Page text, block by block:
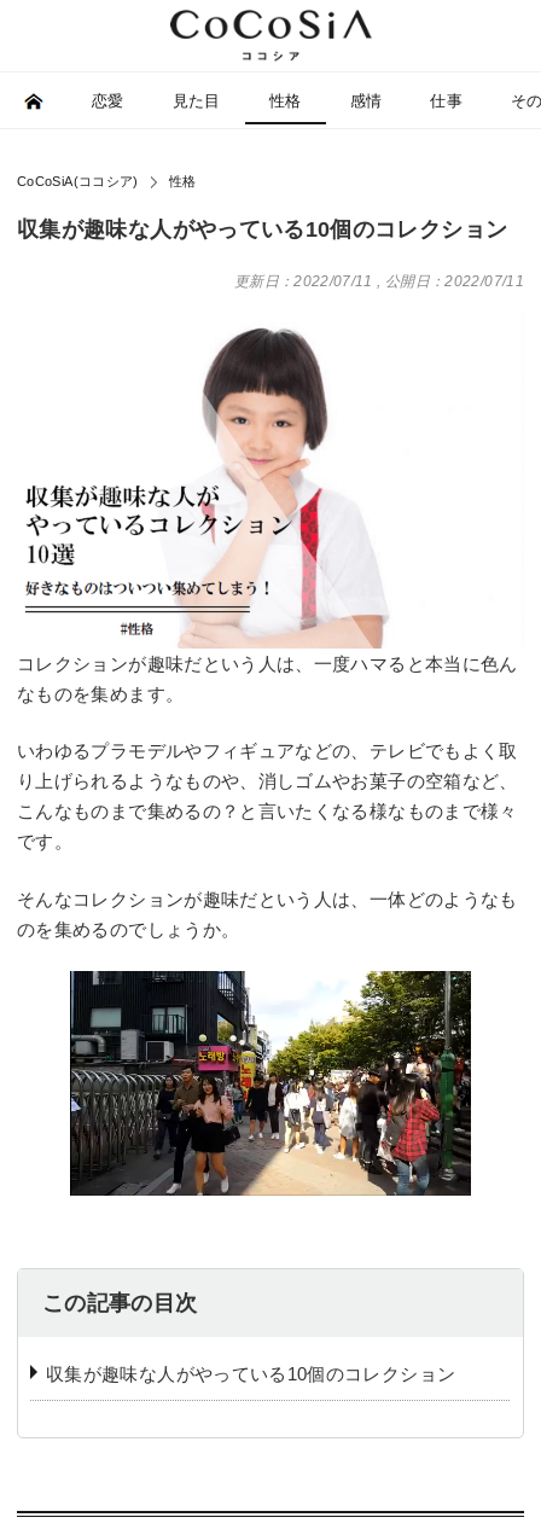
恋愛 見た目 性格 感情 仕事 そ
CoCoSiA(ココシア) 性格
収集が趣味な人がやっている10個のコレクション
更新日：2022/07/11 , 公開日：2022/07/11
コレクションが趣味だという人は、一度ハマると本当に色ん
なものを集めます。
いわゆるプラモデルやフィギュアなどの、テレビでもよく取
り上げられるようなものや、消しゴムやお菓子の空箱など、
こんなものまで集めるの？と言いたくなる様なものまで様々
です。
そんなコレクションが趣味だという人は、一体どのようなも
のを集めるのでしょうか。
この記事の目次
収集が趣味な人がやっている10個のコレクション